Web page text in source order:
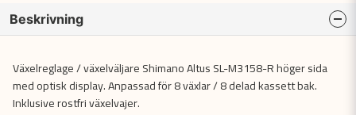
Beskrivning
Växelreglage / växelväljare Shimano Altus SL-M3158-R höger sida
med optisk display. Anpassad för 8 växlar / 8 delad kassett bak.
Inklusive rostfri växelvajer.